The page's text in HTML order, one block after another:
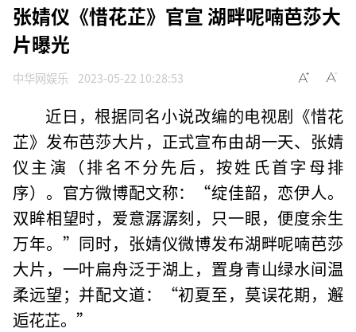
张婧仪《惜花芷》官宣 湖畔呢喃芭莎大
片曝光
中华网娱乐 2023-05-22 10:28:53
近日，根据同名小说改编的电视剧《惜花
芷》发布芭莎大片，正式宣布由胡一天、张婧
仪主演（排名不分先后，按姓氏首字母排
序）。官方微博配文称：“绽佳韶，恋伊人。
双眸相望时，爱意潺潺刻，只一眼，便度余生
万年。”同时，张婧仪微博发布湖畔呢喃芭莎
大片，一叶扁舟泛于湖上，置身青山绿水间温
柔远望；并配文道：“初夏至，莫误花期，邂
逅花芷。”